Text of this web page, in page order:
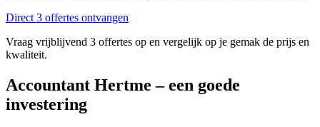
Direct 3 offertes ontvangen
Vraag vrijblijvend 3 offertes op en vergelijk op je gemak de prijs en
kwaliteit.
Accountant Hertme – een goede
investering